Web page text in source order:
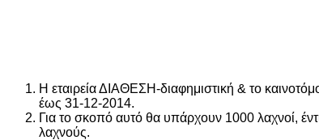
Η εταιρεία ΔΙΑΘΕΣΗ-διαφημιστική & το
έως 31-12-2014.
Για το σκοπό αυτό θα υπάρχουν 1000 λαχνοί,
λαχνούς.